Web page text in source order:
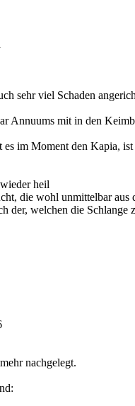
sehr viel Schaden
Annuums mit in den
im Moment den Kapia, ist
heil
die wohl unmittelbar aus
der, welchen die Schlange
nachgelegt.